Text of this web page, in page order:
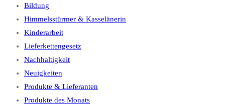
Bildung
Himmelsstürmer & Kasselänerin
Kinderarbeit
Lieferkettengesetz
Nachhaltigkeit
Neuigkeiten
Produkte & Lieferanten
Produkte des Monats